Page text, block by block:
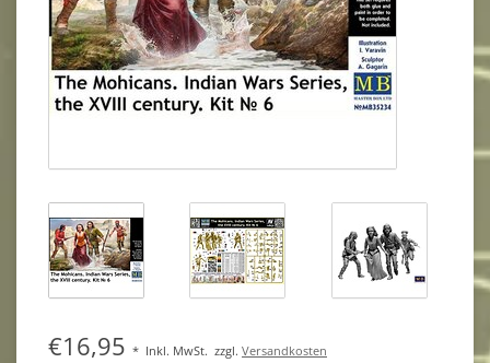
€16,95 * Inkl. MwSt. zzgl. Versandkosten